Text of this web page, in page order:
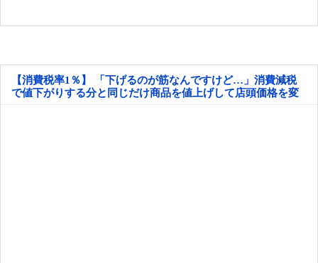
【消費税率1％】 「下げるのが筋なんですけど…」消費減税
で値下がりする分と同じだけ商品を値上げして店頭価格を変
えない店も